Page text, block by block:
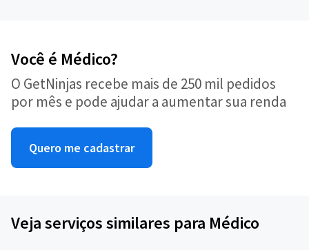
Você é Médico?
O GetNinjas recebe mais de 250 mil pedidos
por mês e pode ajudar a aumentar sua renda
Quero me cadastrar
Veja serviços similares para Médico